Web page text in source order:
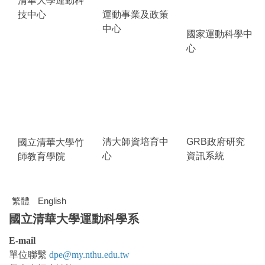
技中心
運動事業及政策
中心
國家運動科學中
心
國立清華大學竹
師教育學院
清大師資培育中
心
GRB政府研究
資訊系統
繁體 English
國立清華大學運動科學系
E-mail
單位聯繫 dpe@my.nthu.edu.tw